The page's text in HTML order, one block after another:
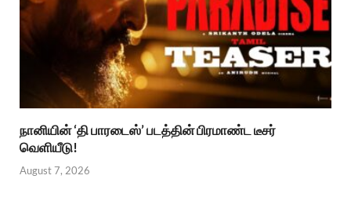
நானியின் ‘தி பாரடைஸ்’ படத்தின் பிரமாண்ட டீசர்
வெளியீடு!
August 7, 2026